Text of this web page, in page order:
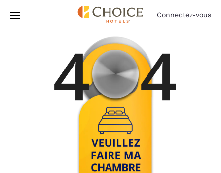
Passer à Contenu Principal
Connectez-vous